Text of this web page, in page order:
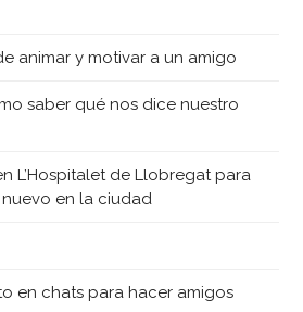
animar y motivar a un amigo
saber qué nos dice nuestro
L’Hospitalet de Llobregat para
nuevo en la ciudad
en chats para hacer amigos